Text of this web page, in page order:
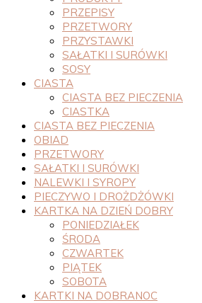
PRZEPISY
PRZETWORY
PRZYSTAWKI
SAŁATKI I SURÓWKI
SOSY
CIASTA
CIASTA BEZ PIECZENIA
CIASTKA
CIASTA BEZ PIECZENIA
OBIAD
PRZETWORY
SAŁATKI I SURÓWKI
NALEWKI I SYROPY
PIECZYWO I DROŻDŻÓWKI
KARTKA NA DZIEŃ DOBRY
PONIEDZIAŁEK
ŚRODA
CZWARTEK
PIĄTEK
SOBOTA
KARTKI NA DOBRANOC